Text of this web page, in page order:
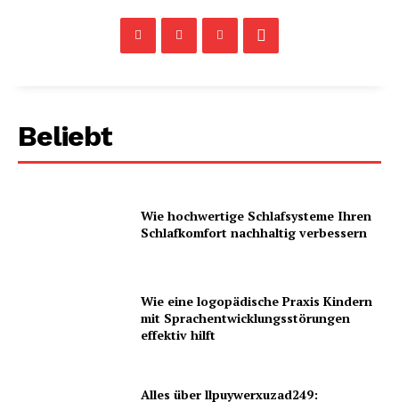
Beliebt
Wie hochwertige Schlafsysteme Ihren
Schlafkomfort nachhaltig verbessern
Wie eine logopädische Praxis Kindern
mit Sprachentwicklungsstörungen
effektiv hilft
Alles über llpuywerxuzad249: